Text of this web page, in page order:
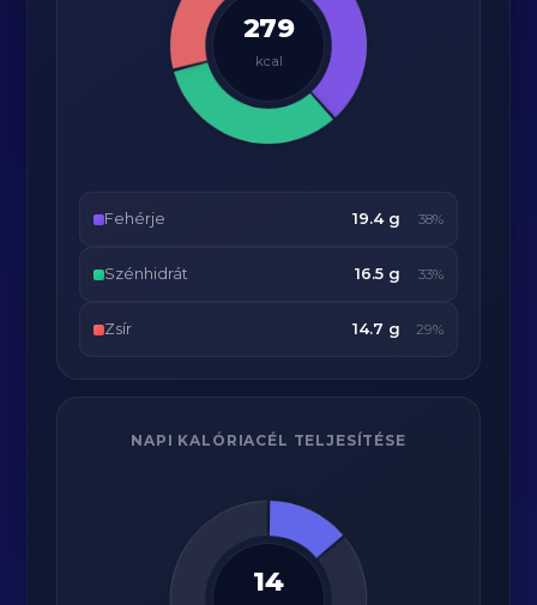
279
kcal
Fehérje 19.4 g 38%
Szénhidrát 16.5 g 33%
Zsír 14.7 g 29%
NAPI KALÓRIACÉL TELJESÍTÉSE
14